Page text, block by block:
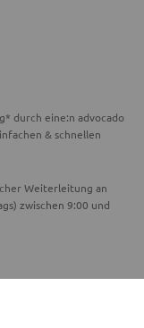
durch eine:n advocado
& schnellen
Weiterleitung an
zwischen 9:00 und
Sie erreichbar.